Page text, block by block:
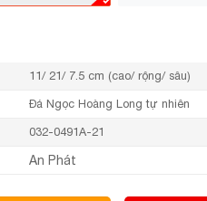
11/ 21/ 7.5 cm (cao/ rộng/ sâu)
Đá Ngọc Hoàng Long tự nhiên
032-0491A-21
An Phát